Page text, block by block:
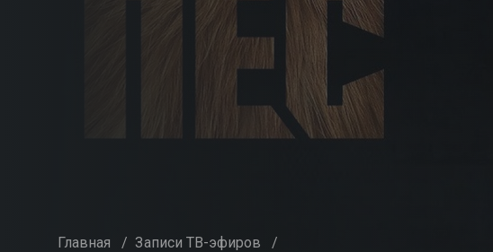
Главная / Записи ТВ-эфиров /